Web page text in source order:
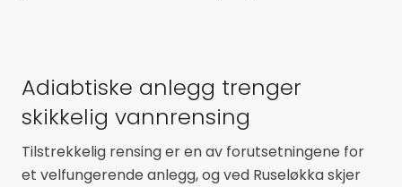
Adiabtiske anlegg trenger
skikkelig vannrensing
Tilstrekkelig rensing er en av forutsetningene for
et velfungerende anlegg, og ved Ruseløkka skjer